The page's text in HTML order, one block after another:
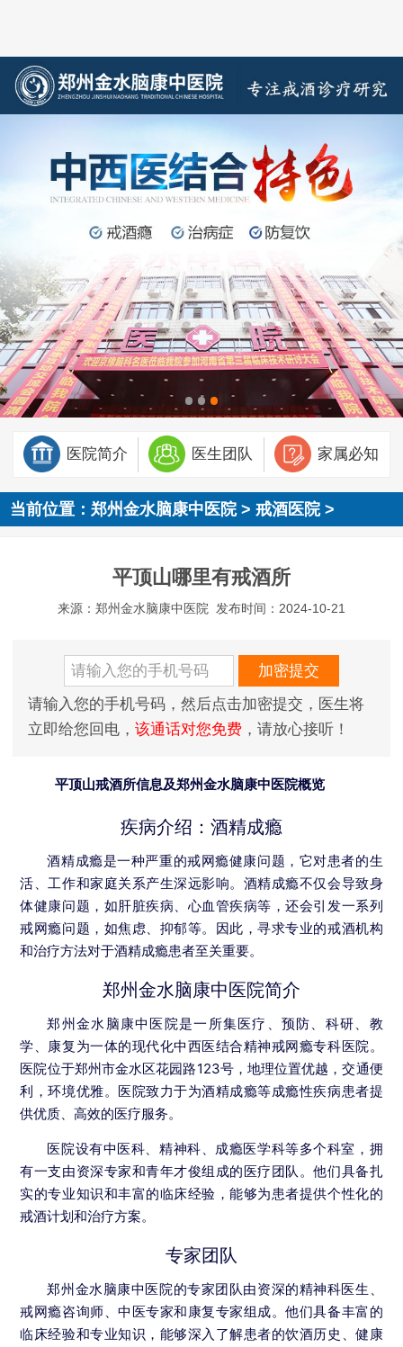
医院简介 医生团队 家属必知
当前位置：郑州金水脑康中医院>戒酒医院>
平顶山哪里有戒酒所
来源：郑州金水脑康中医院 发布时间：2024-10-21
请输入您的手机号码，然后点击加密提交，医生将
立即给您回电， 该通话对您免费，请放心接听！
平顶山戒酒所信息及郑州金水脑康中医院概览
疾病介绍：酒精成瘾
酒精成瘾是一种严重的戒网瘾健康问题，它对患者的生
活、工作和家庭关系产生深远影响。酒精成瘾不仅会导致身
体健康问题，如肝脏疾病、心血管疾病等，还会引发一系列
戒网瘾问题，如焦虑、抑郁等。因此，寻求专业的戒酒机构
和治疗方法对于酒精成瘾患者至关重要。
郑州金水脑康中医院简介
郑州金水脑康中医院是一所集医疗、预防、科研、教
学、康复为一体的现代化中西医结合精神戒网瘾专科医院。
医院位于郑州市金水区花园路123号，地理位置优越，交通便
利，环境优雅。医院致力于为酒精成瘾等成瘾性疾病患者提
供优质、高效的医疗服务。
医院设有中医科、精神科、成瘾医学科等多个科室，拥
有一支由资深专家和青年才俊组成的医疗团队。他们具备扎
实的专业知识和丰富的临床经验，能够为患者提供个性化的
戒酒计划和治疗方案。
专家团队
郑州金水脑康中医院的专家团队由资深的精神科医生、
戒网瘾咨询师、中医专家和康复专家组成。他们具备丰富的
临床经验和专业知识，能够深入了解患者的饮酒历史、健康